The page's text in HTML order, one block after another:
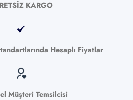
KARGO
Hesaplı Fiyatlar
Müşteri Temsilcisi